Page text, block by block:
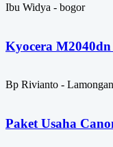
Ibu Widya - bogor
Kyocera
Bp Rivianto - Lamongan
Paket Usaha